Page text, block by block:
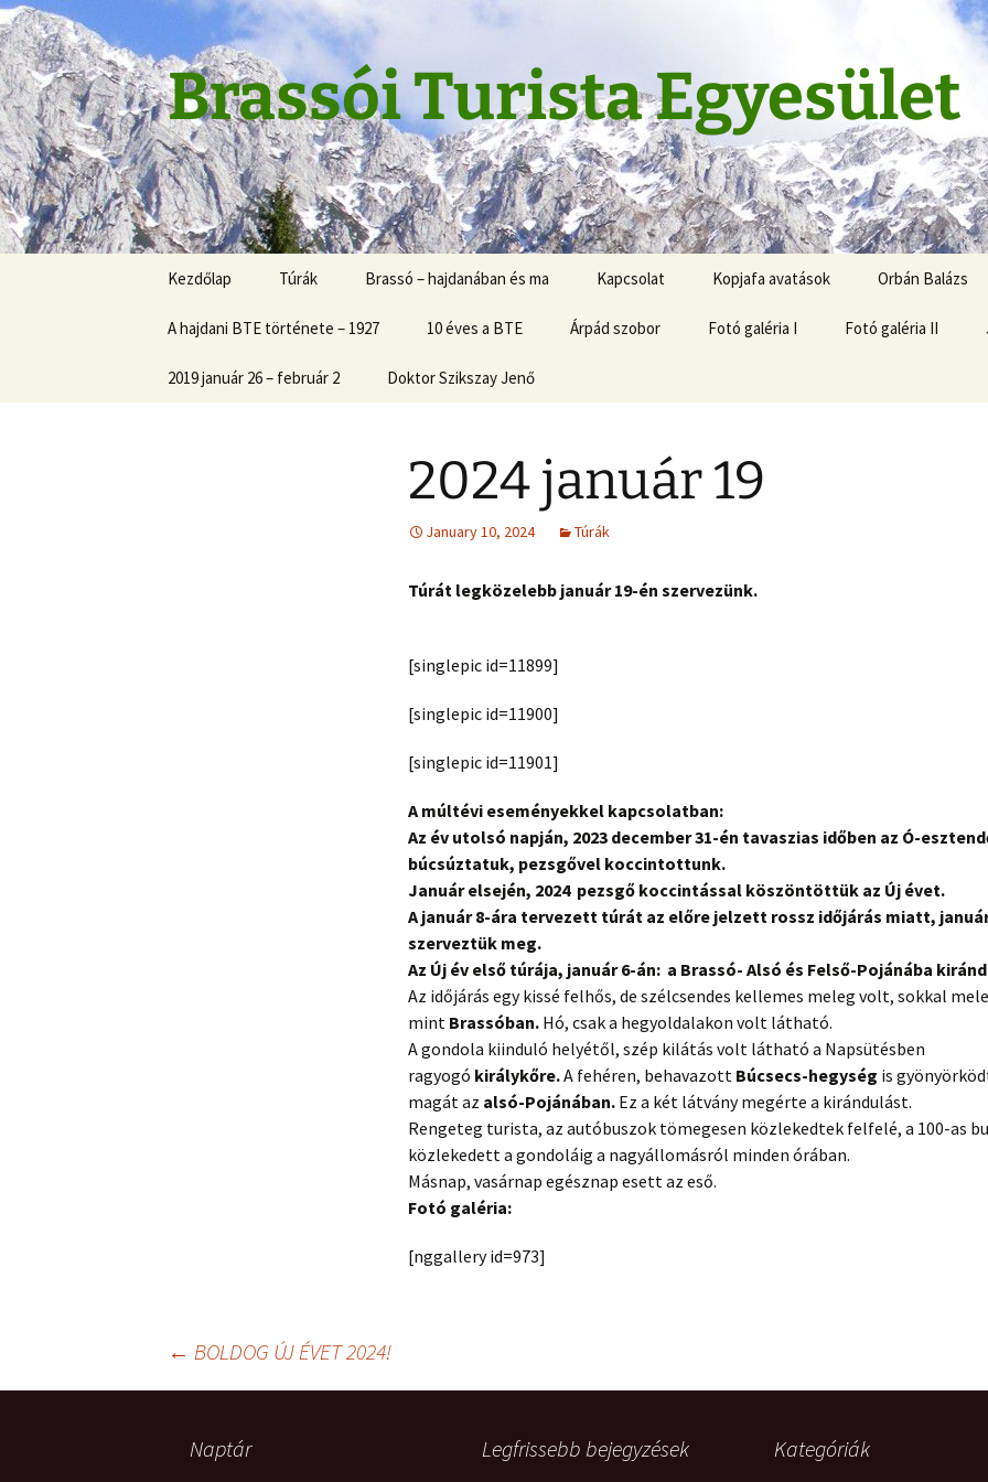
Skip
to
content
Brassói Turista Egyesület
Kezdőlap Túrák Brassó – hajdanában és ma Kapcsolat Kopjafa avatások Orbán Balázs
A hajdani BTE története – 1927 10 éves a BTE Árpád szobor Fotó galéria I Fotó galéria II
2019 január 26 – február 2 Doktor Szikszay Jenő
2024 január 19
January 10, 2024 Túrák
Túrát legközelebb január 19-én szervezünk.
[singlepic id=11899]
[singlepic id=11900]
[singlepic id=11901]
A múltévi eseményekkel kapcsolatban:
Az év utolsó napján, 2023 december 31-én tavaszias időben az Ó-
búcsúztatuk, pezsgővel koccintottunk.
Január elsején, 2024 pezsgő koccintással köszöntöttük az Új évet.
A január 8-ára tervezett túrát az előre jelzett rossz időjárás miatt,
szerveztük meg.
Az Új év első túrája, január 6-án: a Brassó- Alsó és Felső-Pojánába
Az időjárás egy kissé felhős, de szélcsendes kellemes meleg volt, sokkal
mint Brassóban. Hó, csak a hegyoldalakon volt látható.
A gondola kiinduló helyétől, szép kilátás volt látható a Napsütésben
ragyogó királykőre.A fehéren, behavazott Búcsecs-hegység is
magát az alsó-Pojánában. Ez a két látvány megérte a kirándulást.
Rengeteg turista, az autóbuszok tömegesen közlekedtek felfelé, a 100-as
közlekedett a gondoláig a nagyállomásról minden órában.
Másnap, vasárnap egésznap esett az eső.
Fotó galéria:
[nggallery id=973]
navigation
← BOLDOG ÚJ ÉVET 2024!
Naptár Legfrissebb bejegyzések Kategóriák